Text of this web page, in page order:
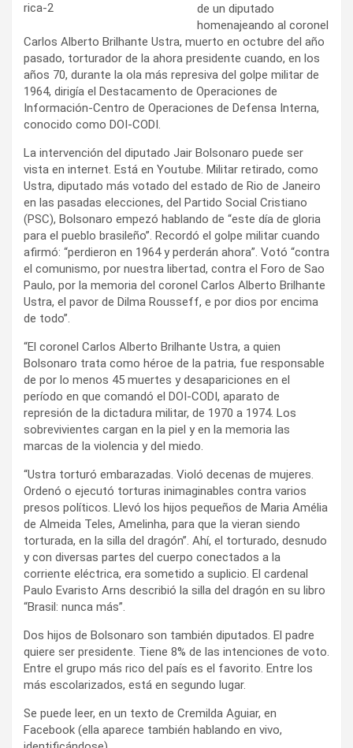
de un diputado
homenajeando al coronel
Carlos Alberto Brilhante Ustra, muerto en octubre del año
pasado, torturador de la ahora presidente cuando, en los
años 70, durante la ola más represiva del golpe militar de
1964, dirigía el Destacamento de Operaciones de
Información-Centro de Operaciones de Defensa Interna,
conocido como DOI-CODI.
La intervención del diputado Jair Bolsonaro puede ser
vista en internet. Está en Youtube. Militar retirado, como
Ustra, diputado más votado del estado de Rio de Janeiro
en las pasadas elecciones, del Partido Social Cristiano
(PSC), Bolsonaro empezó hablando de “este día de gloria
para el pueblo brasileño”. Recordó el golpe militar cuando
afirmó: “perdieron en 1964 y perderán ahora”. Votó “contra
el comunismo, por nuestra libertad, contra el Foro de Sao
Paulo, por la memoria del coronel Carlos Alberto Brilhante
Ustra, el pavor de Dilma Rousseff, e por dios por encima
de todo”.
“El coronel Carlos Alberto Brilhante Ustra, a quien
Bolsonaro trata como héroe de la patria, fue responsable
de por lo menos 45 muertes y desapariciones en el
período en que comandó el DOI-CODI, aparato de
represión de la dictadura militar, de 1970 a 1974. Los
sobrevivientes cargan en la piel y en la memoria las
marcas de la violencia y del miedo.
“Ustra torturó embarazadas. Violó decenas de mujeres.
Ordenó o ejecutó torturas inimaginables contra varios
presos políticos. Llevó los hijos pequeños de Maria Amélia
de Almeida Teles, Amelinha, para que la vieran siendo
torturada, en la silla del dragón”. Ahí, el torturado, desnudo
y con diversas partes del cuerpo conectados a la
corriente eléctrica, era sometido a suplicio. El cardenal
Paulo Evaristo Arns describió la silla del dragón en su libro
“Brasil: nunca más”.
Dos hijos de Bolsonaro son también diputados. El padre
quiere ser presidente. Tiene 8% de las intenciones de voto.
Entre el grupo más rico del país es el favorito. Entre los
más escolarizados, está en segundo lugar.
Se puede leer, en un texto de Cremilda Aguiar, en
Facebook (ella aparece también hablando en vivo,